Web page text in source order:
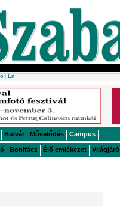
En
Bulvár Művelődés Campus
Bonifácz Élő emlékezet Világjáró